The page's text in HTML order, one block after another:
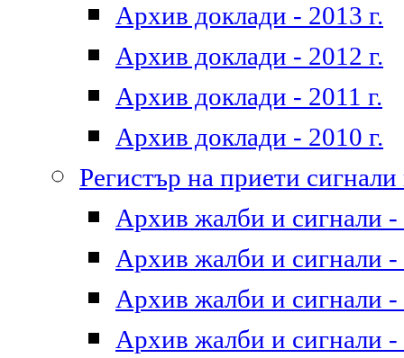
Архив доклади - 2013 г.
Архив доклади - 2012 г.
Архив доклади - 2011 г.
Архив доклади - 2010 г.
Регистър на приети
Архив жалби и сигнали -
Архив жалби и сигнали -
Архив жалби и сигнали -
Архив жалби и сигнали -